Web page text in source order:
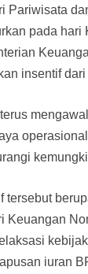
Pariwisata
pada hari
insentif
tersebut
Keuangan
iuran